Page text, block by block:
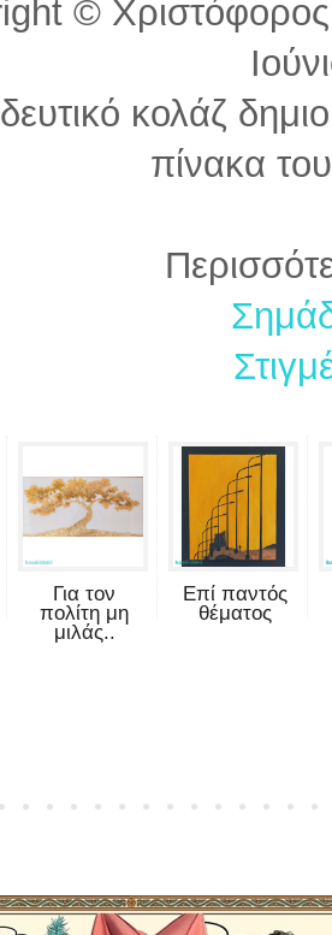
©
κολάζ
πίνακα
Για τον
πολίτη μη
μιλάς..
Επί παντός
θέματος